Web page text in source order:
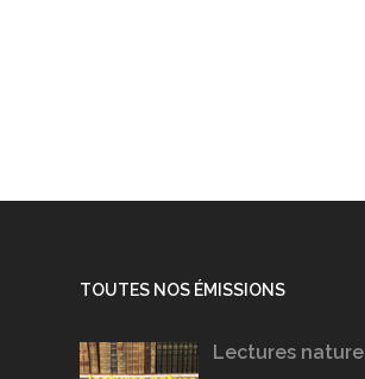
TOUTES NOS ÉMISSIONS
Lectures nature